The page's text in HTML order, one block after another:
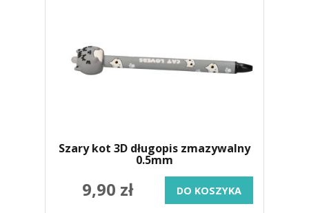
Szary kot 3D długopis zmazywalny
0.5mm
9,90 zł DO KOSZYKA